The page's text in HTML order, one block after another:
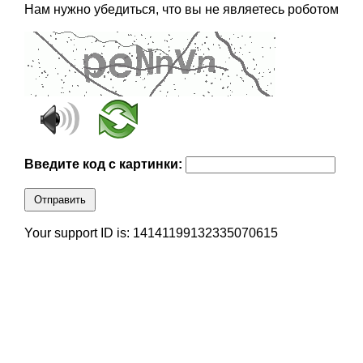
Нам нужно убедиться, что вы не являетесь роботом
Введите код с картинки:
Отправить
Your support ID is: 14141199132335070615